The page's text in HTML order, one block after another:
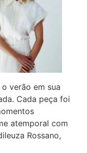
verão em sua
Cada peça foi
atemporal com
Rossano,